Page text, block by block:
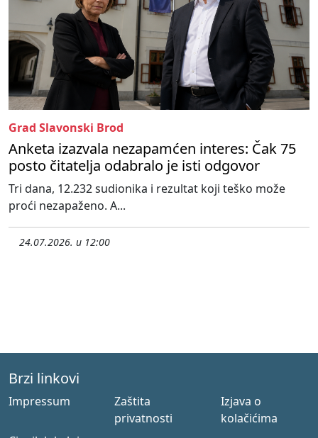
Grad Slavonski Brod
Anketa izazvala nezapamćen interes: Čak 75
posto čitatelja odabralo je isti odgovor
Tri dana, 12.232 sudionika i rezultat koji teško može
proći nezapaženo. A...
24.07.2026. u 12:00
Brzi linkovi
Impressum
Zaštita
privatnosti
Izjava o
kolačićima